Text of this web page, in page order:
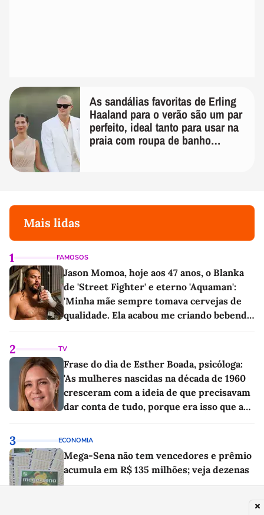
As sandálias favoritas de Erling
Haaland para o verão são um par
perfeito, ideal tanto para usar na
praia com roupa de banho
Mais lidas
1 FAMOSOS
Jason Momoa, hoje aos 47 anos, o Blanka
de 'Street Fighter' e eterno 'Aquaman':
'Minha mãe sempre tomava cervejas de
qualidade. Ela acabou me criando bebendo
2 TV
Frase do dia de Esther Boada, psicóloga:
'As mulheres nascidas na década de 1960
cresceram com a ideia de que precisavam
dar conta de tudo, porque era isso que a
3 ECONOMIA
Mega-Sena não tem vencedores e prêmio
acumula em R$ 135 milhões; veja dezenas